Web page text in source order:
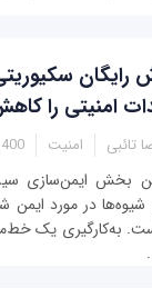
رایگان
امنیتی را
تائبی امنیت
بخش ایمن‌سازی
شیوه‌ها در مورد
به‌کارگیری یک